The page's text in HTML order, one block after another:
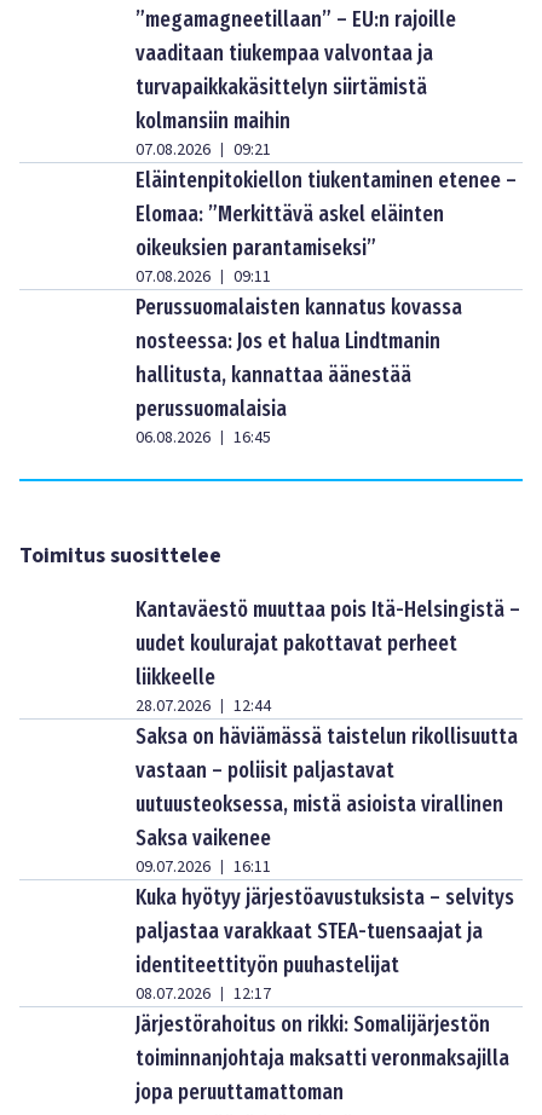
”megamagneetillaan” – EU:n rajoille
vaaditaan tiukempaa valvontaa ja
turvapaikkakäsittelyn siirtämistä
kolmansiin maihin
07.08.2026 | 09:21
Eläintenpitokiellon tiukentaminen etenee –
Elomaa: ”Merkittävä askel eläinten
oikeuksien parantamiseksi”
07.08.2026 | 09:11
Perussuomalaisten kannatus kovassa
nosteessa: Jos et halua Lindtmanin
hallitusta, kannattaa äänestää
perussuomalaisia
06.08.2026 | 16:45
Toimitus suosittelee
Kantaväestö muuttaa pois Itä-Helsingistä –
uudet koulurajat pakottavat perheet
liikkeelle
28.07.2026 | 12:44
Saksa on häviämässä taistelun rikollisuutta
vastaan – poliisit paljastavat
uutuusteoksessa, mistä asioista virallinen
Saksa vaikenee
09.07.2026 | 16:11
Kuka hyötyy järjestöavustuksista – selvitys
paljastaa varakkaat STEA-tuensaajat ja
identiteettityön puuhastelijat
08.07.2026 | 12:17
Järjestörahoitus on rikki: Somalijärjestön
toiminnanjohtaja maksatti veronmaksajilla
jopa peruuttamattoman